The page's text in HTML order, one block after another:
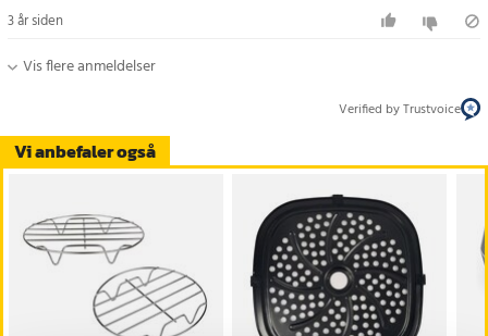
Vi anbefaler også
3 år siden
Vis flere anmeldelser
Verified by Trustvoice